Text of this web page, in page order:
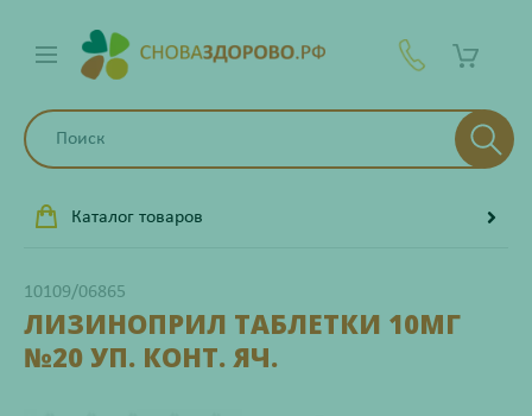
Каталог товаров
10109/06865
ЛИЗИНОПРИЛ ТАБЛЕТКИ 10МГ
№20 УП. КОНТ. ЯЧ.